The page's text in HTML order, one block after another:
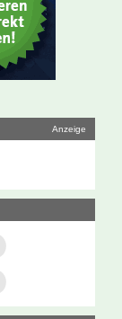
Anzeige